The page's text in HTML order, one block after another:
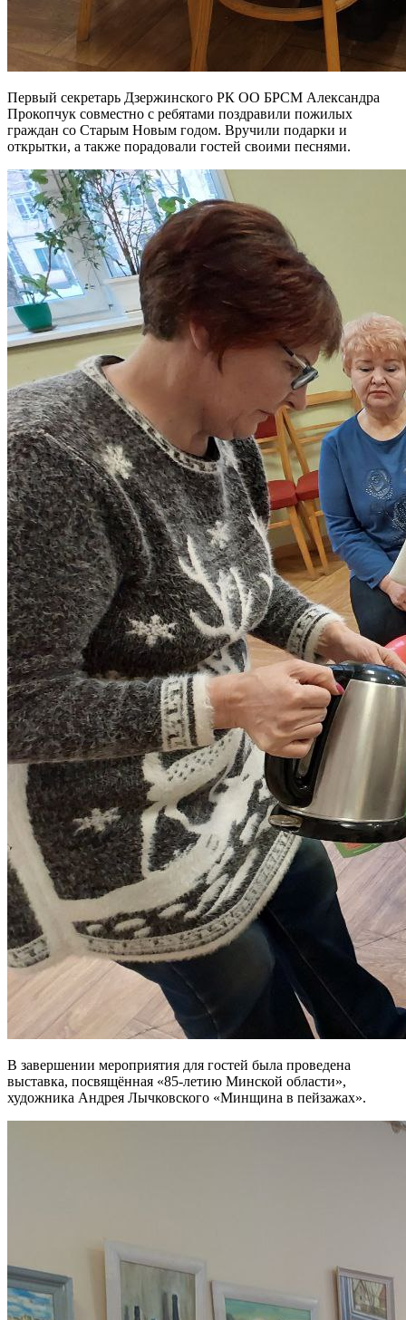
Первый секретарь Дзержинского РК ОО БРСМ Александра
Прокопчук совместно с ребятами поздравили пожилых
граждан со Старым Новым годом. Вручили подарки и
открытки, а также порадовали гостей своими песнями.
В завершении мероприятия для гостей была проведена
выставка, посвящённая «85-летию Минской области»,
художника Андрея Лычковского «Минщина в пейзажах».